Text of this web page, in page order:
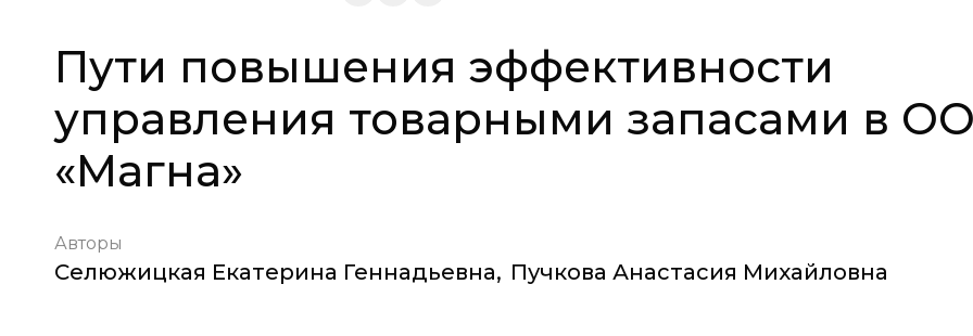
Пути повышения эффективности
управления товарными запасами в
«Магна»
Авторы
Селюжицкая Екатерина Геннадьевна, Пучкова Анастасия Михайловна